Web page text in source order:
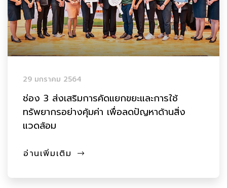
29 มกราคม 2564
ช่อง 3 ส่งเสริมการคัดแยกขยะและการใช้
ทรัพยากรอย่างคุ้มค่า เพื่อลดปัญหาด้านสิ่ง
แวดล้อม
อ่านเพิ่มเติม